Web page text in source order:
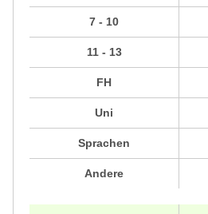
7 - 10
11 - 13
FH
Uni
Sprachen
Andere